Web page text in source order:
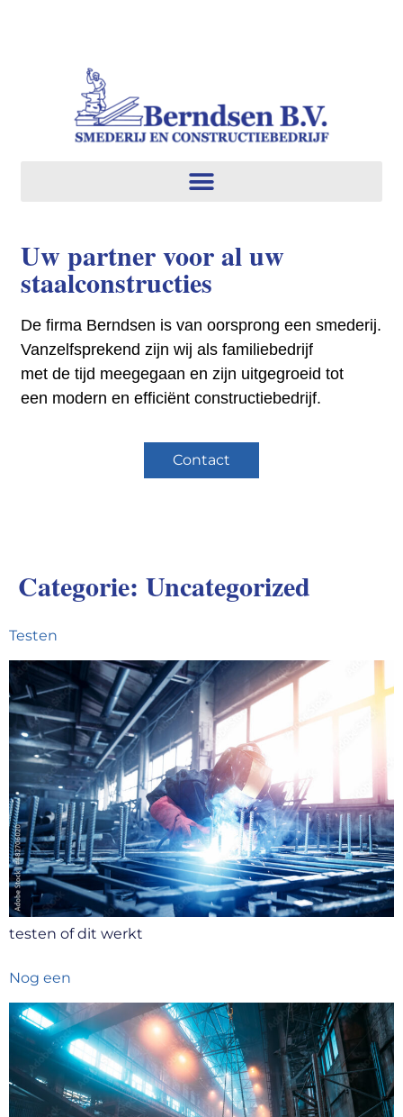
Uw partner voor al uw
staalconstructies
De firma Berndsen is van oorsprong een smederij.
Vanzelfsprekend zijn wij als familiebedrijf
met de tijd meegegaan en zijn uitgegroeid tot
een modern en efficiënt constructiebedrijf.
Contact
Categorie: Uncategorized
Testen
testen of dit werkt
Nog een